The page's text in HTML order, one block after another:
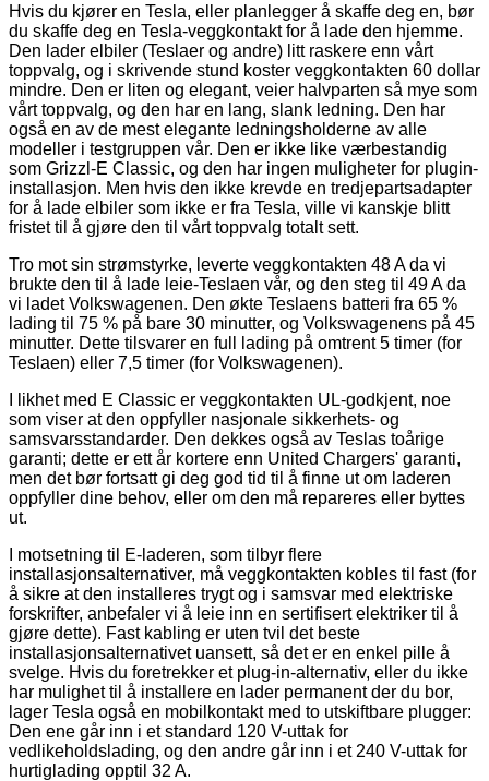
Hvis du kjører en Tesla, eller planlegger å skaffe deg en, bør
du skaffe deg en Tesla-veggkontakt for å lade den hjemme.
Den lader elbiler (Teslaer og andre) litt raskere enn vårt
toppvalg, og i skrivende stund koster veggkontakten 60 dollar
mindre. Den er liten og elegant, veier halvparten så mye som
vårt toppvalg, og den har en lang, slank ledning. Den har
også en av de mest elegante ledningsholderne av alle
modeller i testgruppen vår. Den er ikke like værbestandig
som Grizzl-E Classic, og den har ingen muligheter for plugin-
installasjon. Men hvis den ikke krevde en tredjepartsadapter
for å lade elbiler som ikke er fra Tesla, ville vi kanskje blitt
fristet til å gjøre den til vårt toppvalg totalt sett.
Tro mot sin strømstyrke, leverte veggkontakten 48 A da vi
brukte den til å lade leie-Teslaen vår, og den steg til 49 A da
vi ladet Volkswagenen. Den økte Teslaens batteri fra 65 %
lading til 75 % på bare 30 minutter, og Volkswagenens på 45
minutter. Dette tilsvarer en full lading på omtrent 5 timer (for
Teslaen) eller 7,5 timer (for Volkswagenen).
I likhet med E Classic er veggkontakten UL-godkjent, noe
som viser at den oppfyller nasjonale sikkerhets- og
samsvarsstandarder. Den dekkes også av Teslas toårige
garanti; dette er ett år kortere enn United Chargers' garanti,
men det bør fortsatt gi deg god tid til å finne ut om laderen
oppfyller dine behov, eller om den må repareres eller byttes
ut.
I motsetning til E-laderen, som tilbyr flere
installasjonsalternativer, må veggkontakten kobles til fast (for
å sikre at den installeres trygt og i samsvar med elektriske
forskrifter, anbefaler vi å leie inn en sertifisert elektriker til å
gjøre dette). Fast kabling er uten tvil det beste
installasjonsalternativet uansett, så det er en enkel pille å
svelge. Hvis du foretrekker et plug-in-alternativ, eller du ikke
har mulighet til å installere en lader permanent der du bor,
lager Tesla også en mobilkontakt med to utskiftbare plugger:
Den ene går inn i et standard 120 V-uttak for
vedlikeholdslading, og den andre går inn i et 240 V-uttak for
hurtiglading opptil 32 A.